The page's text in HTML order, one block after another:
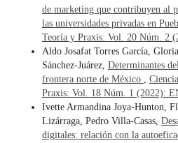
de marketing que contribuyen al
las universidades privadas en
Teoría y Praxis: Vol. 20 Núm. 2
Aldo Josafat Torres García,
Sánchez-Juárez, Determinantes
frontera norte de México
Praxis: Vol. 18 Núm. 1 (2022):
Ivette Armandina Joya-Hunton,
Lizárraga, Pedro Villa-Casas,
digitales: relación con la